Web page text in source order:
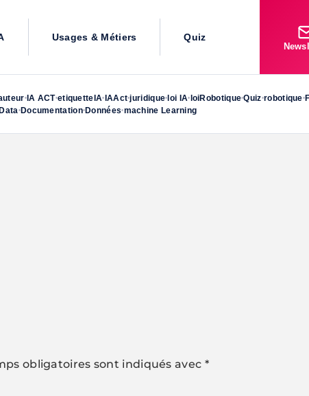
Usages & Métiers Quiz
•IA ACT•etiquetteIA• IAAct•juridique• loi IA• loiRobotique•Quiz•robotique•
Data •Documentation• Données•machine Learning
obligatoires sont indiqués avec *